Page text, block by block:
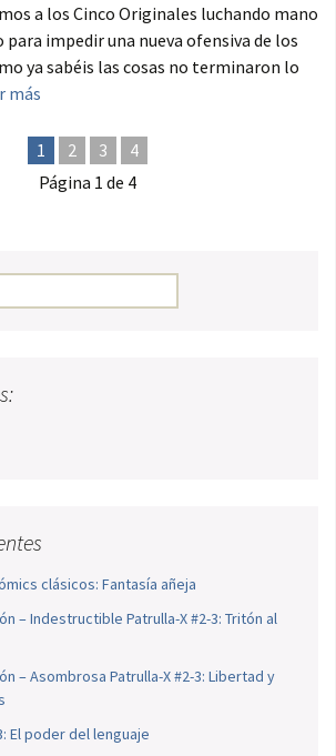
a los Cinco Originales luchando mano
para impedir una nueva ofensiva de los
ya sabéis las cosas no terminaron lo
más
1 2 3
4
Página 1 de 4
clásicos: Fantasía añeja
– Indestructible Patrulla-X #2-3: Tritón al
– Asombrosa Patrulla-X #2-3: Libertad y
El poder del lenguaje